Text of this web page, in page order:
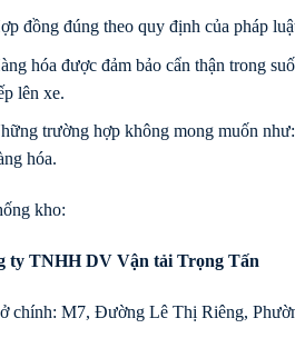
đồng đúng theo quy định của pháp
hóa được đảm bảo cẩn thận trong
lên xe.
trường hợp không mong muốn
hóa.
kho:
ty TNHH DV Vận tải Trọng Tấn
chính: M7, Đường Lê Thị Riêng,